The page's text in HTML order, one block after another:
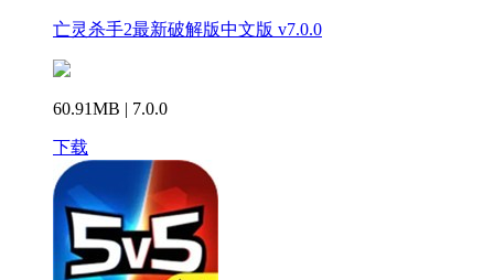
亡灵杀手2最新破解版中文版 v7.0.0
60.91MB | 7.0.0
下载